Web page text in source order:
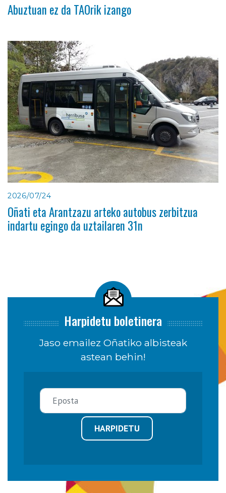
Abuztuan ez da TAOrik izango
2026/07/24
Oñati eta Arantzazu arteko autobus zerbitzua
indartu egingo da uztailaren 31n
Harpidetu boletinera
Jaso emailez Oñatiko albisteak
astean behin!
HARPIDETU